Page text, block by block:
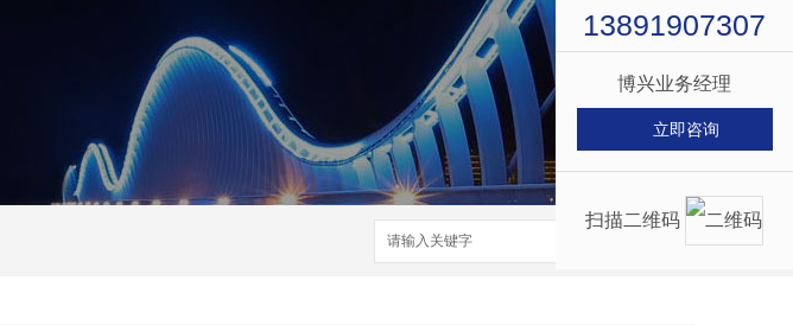
13891907307
博兴业务经理
立即咨询
扫描二维码